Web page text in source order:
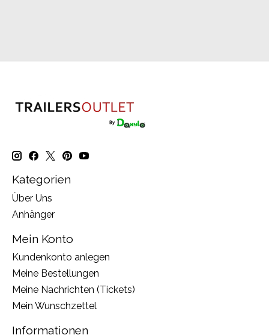
Kategorien
Über Uns
Anhänger
Mein Konto
Kundenkonto anlegen
Meine Bestellungen
Meine Nachrichten (Tickets)
Mein Wunschzettel
Informationen